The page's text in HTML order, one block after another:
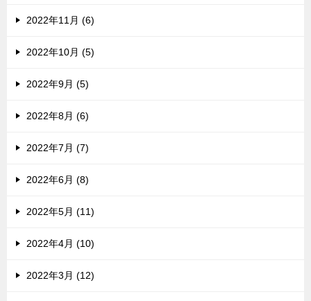
2022年11月 (6)
2022年10月 (5)
2022年9月 (5)
2022年8月 (6)
2022年7月 (7)
2022年6月 (8)
2022年5月 (11)
2022年4月 (10)
2022年3月 (12)